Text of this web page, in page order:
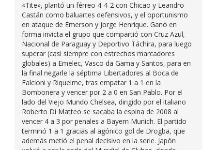
«Tite», plantó un férreo 4-4-2 con Chicao y Leandro
Castán como baluartes defensivos, y el oportunismo
en ataque de Emerson y Jorge Henrique. Ganó en
forma invicta el grupo que compartió con Cruz Azul,
Nacional de Paraguay y Deportivo Táchira, para luego
superar (casi siempre con estrechos marcadores
globales) a Emelec, Vasco da Gama y Santos, para en
la final negarle la séptima Libertadores al Boca de
Falcioni y Riquelme, tras empatar 1 a 1 en la
Bombonera y vencer por 2 a 0 en San Pablo. Por el
lado del Viejo Mundo Chelsea, dirigido por el italiano
Roberto Di Matteo se sacaba la espina de 2008 al
vencer 4 a 3 por penales a Bayern Munich. El partido
terminó 1 a 1 gracias al agónico gol de Drogba, que
además metió el penal decisivo en la serie. Japón